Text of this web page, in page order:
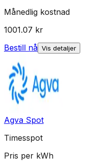
Månedlig kostnad
1001.07 kr
Bestill nå Vis detaljer
Agva Spot
Timesspot
Pris per kWh